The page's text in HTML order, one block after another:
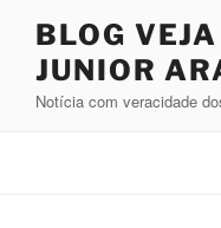
conteúdo
BLOG
JUNIOR
Notícia com veracidade